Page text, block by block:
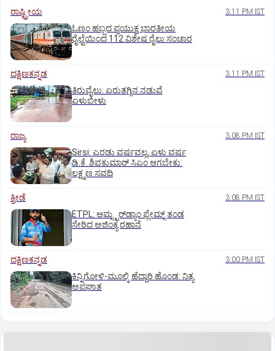
ರಾಷ್ಟ್ರೀಯ 3:11 PM IST
ಓಣಂ ಹಬ್ಬದ ಪ್ರಯುಕ್ತ ಭಾರತೀಯ
ರೈಲ್ವೆಯಿಂದ 112 ವಿಶೇಷ ರೈಲು ಸಂಚಾರ
ದಕ್ಷಿಣಕನ್ನಡ 3:11 PM IST
ತಿರುವೈಲು: ಏರುತಗ್ಗಿನ ನಡುವೆ
ಏಳುಬೀಳು
ರಾಜ್ಯ 3:08 PM IST
Sirsi: ಎರಡು ವರ್ಷವಲ್ಲ, ಏಳು ವರ್ಷ
ಡಿ.ಕೆ. ಶಿವಕುಮಾರ್ ಸಿಎಂ ಆಗಬೇಕು:
ಲಕ್ಷ್ಮಣ ಸವದಿ
ಕ್ರೀಡೆ 3:08 PM IST
ETPL: ಆಮ್ಸ್ಟರ್‌ಡ್ಯಾಂ ಫ್ಲೇಮ್ಸ್‌ ತಂಡ
ಸೇರಿದ ಅಜಿಂಕ್ಯ ರಹಾನೆ
ದಕ್ಷಿಣಕನ್ನಡ 3:00 PM IST
ಕಿನ್ನಿಗೋಳಿ-ಮೂಲ್ಕಿ ಹೆದ್ದಾರಿ ಹೊಂಡ: ನಿತ್ಯ
ಅಪಘಾತ